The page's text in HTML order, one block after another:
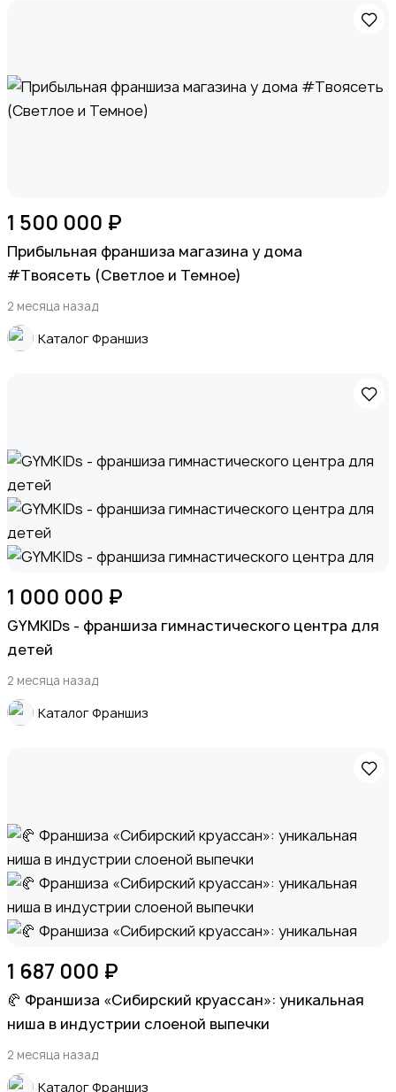
Мода и стиль
Для дома и дачи
Для Бизнеса
Экспортные поставки и крупный опт (B2B)
1 500 000 ₽
Прибыльная франшиза магазина у дома
#Твоясеть (Светлое и Темное)
2 месяца назад
Каталог Франшиз
1 000 000 ₽
GYMKIDs - франшиза гимнастического центра для
детей
2 месяца назад
Каталог Франшиз
1 687 000 ₽
🥐 Франшиза «Сибирский круассан»: уникальная
ниша в индустрии слоеной выпечки
2 месяца назад
Каталог Франшиз